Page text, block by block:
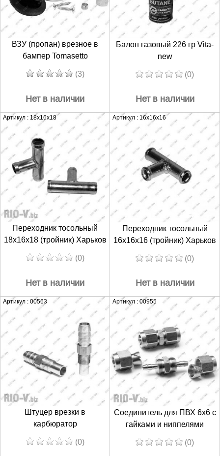
ВЗУ (пропан) врезное в
бампер Tomasetto
(3)
Нет в наличии
Балон газовый 226 гр Vita-
new
(0)
Нет в наличии
Артикул : 18х16х18
Переходник тосольный
18х16х18 (тройник) Харьков
(0)
Нет в наличии
Артикул : 16х16х16
Переходник тосольный
16х16х16 (тройник) Харьков
(0)
Нет в наличии
Артикул : 00563
Штуцер врезки в
карбюратор
(0)
Артикул : 00955
Соединитель для ПВХ 6х6 с
гайками и ниппелями
(0)